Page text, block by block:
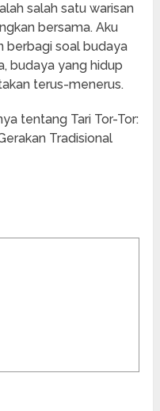
salah satu warisan
bersama. Aku
berbagi soal budaya
budaya yang hidup
terus-menerus.
tentang Tari Tor-Tor:
Tradisional